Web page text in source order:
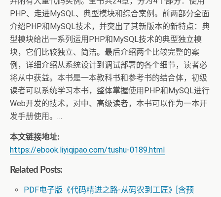
PHP、走进MySQL、典型模块和综合案例。前两部分全面
介绍PHP和MySQL技术，并突出了其新版本的新特点：典
型模块给出一系列运用PHP和MySQL技术的典型独立模
块，它们比较独立、简洁。最后介绍两个比较完整的案
例，详细介绍从系统设计到调试部署的各个细节，读者必
将从中获益。本书是一本教科书和参考书的结合体，初级
读者可以系统学习本书，整体掌握使用PHP和MySQL进行
Web开发的技术，对中、高级读者，本书可以作为一本开
发手册使用。…
本文链接地址:
https://ebook.liyiqipao.com/tushu-0189.html
Related Posts:
PDF电子版《代码精进之路-从码农到工匠》[含预